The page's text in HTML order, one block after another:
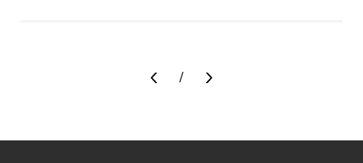
Sivu
/